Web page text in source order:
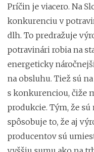
Príčin je viacero. Na
konkurenciu v
dlh. To predražuje
potravinári robia na
energeticky
na obsluhu. Tiež sú
s konkurenciou, čiže
produkcie. Tým, že
spôsobuje to, že aj
producentov sú